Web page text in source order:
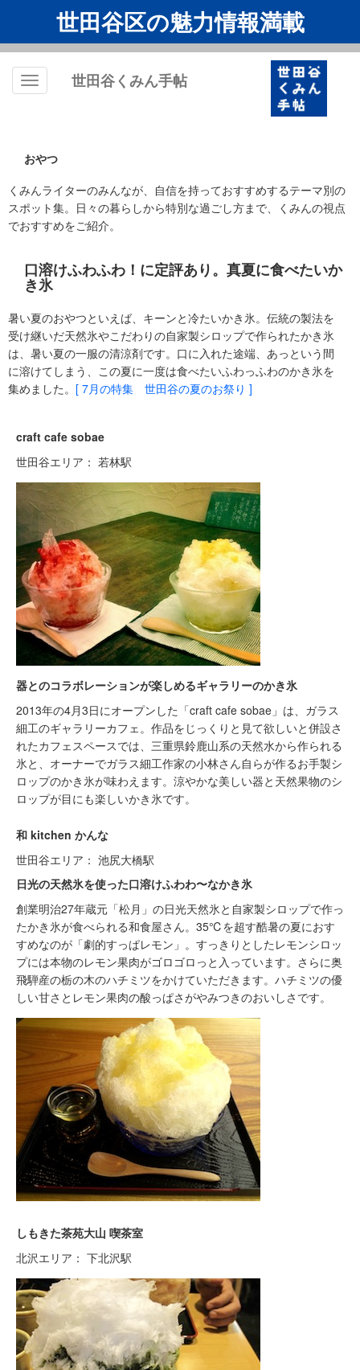
世田谷区の魅力情報満載
Toggle
世田谷くみん手帖
おやつ
くみんライターのみんなが、自信を持っておすすめするテーマ別の
スポット集。日々の暮らしから特別な過ごし方まで、くみんの視点
でおすすめをご紹介。
口溶けふわふわ！に定評あり。真夏に食べたいか
き氷
暑い夏のおやつといえば、キーンと冷たいかき氷。伝統の製法を
受け継いだ天然氷やこだわりの自家製シロップで作られたかき氷
は、暑い夏の一服の清涼剤です。口に入れた途端、あっという間
に溶けてしまう、この夏に一度は食べたいふわっふわのかき氷を
集めました。 [ 7月の特集 世田谷の夏のお祭り ]
craft cafe sobae
世田谷エリア： 若林駅
器とのコラボレーションが楽しめるギャラリーのかき氷
2013年の4月3日にオープンした「craft cafe sobae」は、ガラス
細工のギャラリーカフェ。作品をじっくりと見て欲しいと併設さ
れたカフェスペースでは、三重県鈴鹿山系の天然水から作られる
氷と、オーナーでガラス細工作家の小林さん自らが作るお手製シ
ロップのかき氷が味わえます。涼やかな美しい器と天然果物のシ
ロップが目にも楽しいかき氷です。
和 kitchen かんな
世田谷エリア： 池尻大橋駅
日光の天然氷を使った口溶けふわわ〜なかき氷
創業明治27年蔵元「松月」の日光天然氷と自家製シロップで作っ
たかき氷が食べられる和食屋さん。35℃を超す酷暑の夏におす
すめなのが「劇的すっぱレモン」。すっきりとしたレモンシロッ
プには本物のレモン果肉がゴロゴロっと入っています。さらに奥
飛騨産の栃の木のハチミツをかけていただきます。ハチミツの優
しい甘さとレモン果肉の酸っぱさがやみつきのおいしさです。
しもきた茶苑大山 喫茶室
北沢エリア： 下北沢駅